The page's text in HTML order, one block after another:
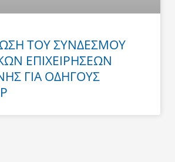
ΤΟΥ ΣΥΝΔΕΣΜΟΥ
ΕΠΙΧΕΙΡΗΣΕΩΝ
ΓΙΑ ΟΔΗΓΟΥΣ